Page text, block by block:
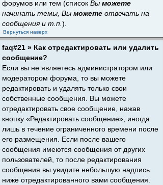
форумов или тем (список Вы можете
начинать темы, Вы можете отвечать на
сообщения и т.п. ).
Вернуться наверх
faq#21 » Как отредактировать или удалить
сообщение?
Если вы не являетесь администратором или
модератором форума, то вы можете
редактировать и удалять только свои
собственные сообщения. Вы можете
отредактировать свое сообщение, нажав
кнопку «Редактировать сообщение», иногда
лишь в течение ограниченного времени после
его размещения. Если после вашего
сообщения имеются сообщения от других
пользователей, то после редактирования
сообщения вы увидите небольшую надпись
ниже отредактированного вами сообщения.